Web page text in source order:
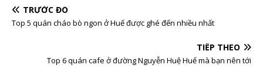
TRƯỚC ĐÓ
Top 5 quán cháo bò ngon ở Huế được ghé đến nhiều nhất
TIẾP THEO
Top 6 quán cafe ở đường Nguyễn Huệ Huế mà bạn nên tới